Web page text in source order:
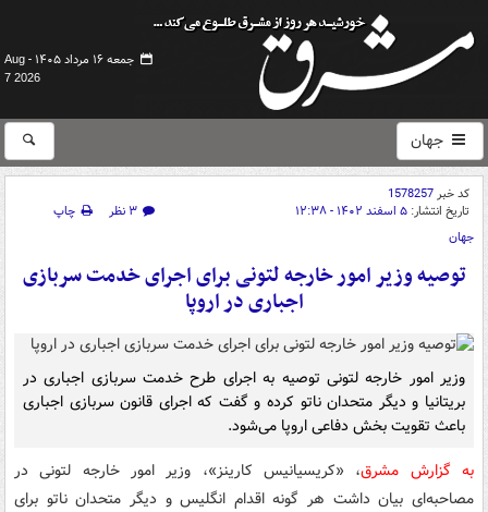
جمعه ۱۶ مرداد ۱۴۰۵ -
Aug
7 2026
جهان
کد خبر1578257
تاریخ انتشار: ۵ اسفند ۱۴۰۲ - ۱۲:۳۸ ۳ نظر
چاپ
جهان
توصیه وزیر امور خارجه لتونی برای اجرای خدمت سربازی
اجباری در اروپا
وزیر امور خارجه لتونی توصیه به اجرای طرح خدمت سربازی اجباری در
بریتانیا و دیگر متحدان ناتو کرده و گفت که اجرای قانون سربازی اجباری
باعث تقویت بخش دفاعی اروپا می‌شود.
به گزارش مشرق، «کریسیانیس کارینز»، وزیر امور خارجه لتونی در
مصاحبه‌ای بیان داشت هر گونه اقدام انگلیس و دیگر متحدان ناتو برای